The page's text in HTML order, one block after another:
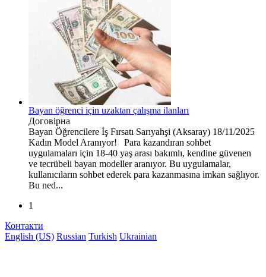
Bayan öğrenci için uzaktan çalışma ilanları
Договірна
Bayan Öğrencilere İş Fırsatı Sarıyahşi (Aksaray) 18/11/2025
Kadın Model Aranıyor! Para kazandıran sohbet
uygulamaları için 18-40 yaş arası bakımlı, kendine güvenen
ve tecrübeli bayan modeller aranıyor. Bu uygulamalar,
kullanıcıların sohbet ederek para kazanmasına imkan sağlıyor.
Bu ned...
1
Контакти
English (US) Russian Turkish Ukrainian